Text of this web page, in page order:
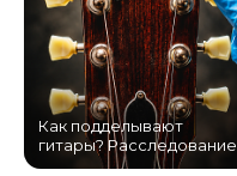
Как подделывают
гитары? Расследование